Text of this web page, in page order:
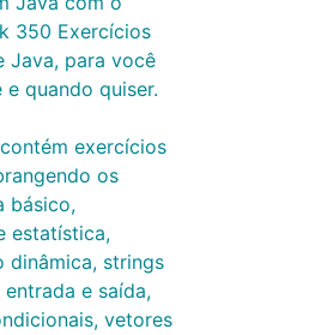
350 Exercícios
Java, para você
quando quiser.
exercícios
os
básico,
estatística,
dinâmica, strings
e saída,
vetores